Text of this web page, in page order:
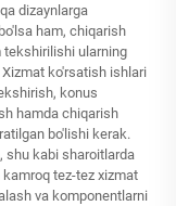
dizaynlarga
ham, chiqarish
tekshirilishi ularning
ko'rsatish ishlari
konus
hamda chiqarish
bo'lishi kerak.
shu kabi sharoitlarda
tez-tez xizmat
va komponentlarni